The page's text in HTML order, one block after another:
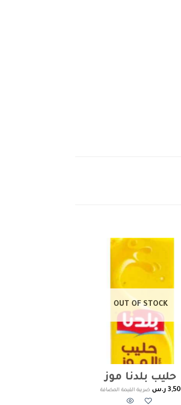
OUT OF STOCK
حليب بلدنا موز
3,50 ر.س ضريبة القيمة المضافة